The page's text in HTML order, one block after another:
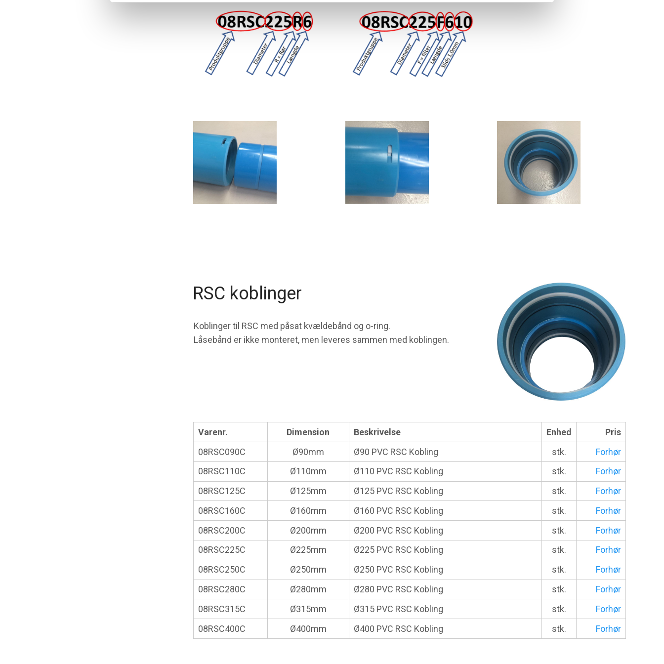
RSC koblinger
Koblinger til RSC med påsat kvældebånd og o-ring.
Låsebånd er ikke monteret, men leveres sammen med koblingen.
Varenr. Dimension Beskrivelse Enhed
Pris
08RSC090C
Ø90mm Ø90 PVC RSC Kobling stk.
Forhør
08RSC110C
Ø110mm Ø110 PVC RSC Kobling stk.
Forhør
08RSC125C
Ø125mm Ø125 PVC RSC Kobling stk.
Forhør
08RSC160C
Ø160mm Ø160 PVC RSC Kobling stk.
Forhør
08RSC200C
Ø200mm Ø200 PVC RSC Kobling stk.
Forhør
08RSC225C
Ø225mm Ø225 PVC RSC Kobling stk.
Forhør
08RSC250C
Ø250mm Ø250 PVC RSC Kobling stk.
Forhør
08RSC280C
Ø280mm Ø280 PVC RSC Kobling stk.
Forhør
08RSC315C
Ø315mm Ø315 PVC RSC Kobling stk.
Forhør
08RSC400C
Ø400mm Ø400 PVC RSC Kobling stk. Forhør